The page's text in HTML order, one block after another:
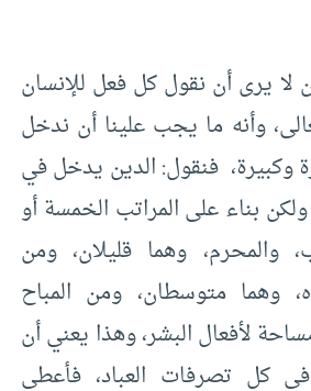
يرى أن نقول كل فعل للإنسان
وأنه ما يجب علينا أن ندخل
وكبيرة، فنقول: الدين يدخل في
بناء على المراتب الخمسة أو
والمحرم، وهما قليلان، ومن
وهما متوسطان، ومن المباح
لأفعال البشر، وهذا يعني أن
كل تصرفات العباد، فأعطى